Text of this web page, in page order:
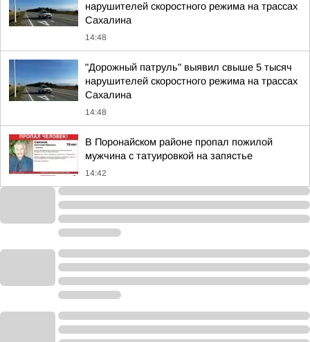
нарушителей скоростного режима на трассах
Сахалина
14:48
"Дорожный патруль" выявил свыше 5 тысяч
нарушителей скоростного режима на трассах
Сахалина
14:48
В Поронайском районе пропал пожилой
мужчина с татуировкой на запястье
14:42